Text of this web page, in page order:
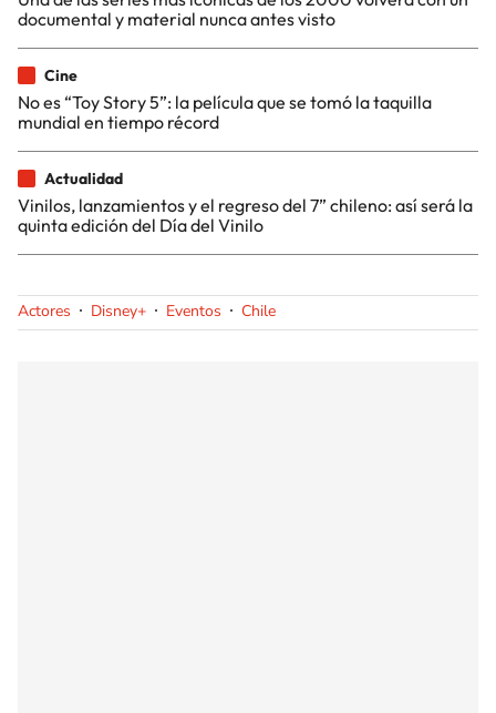
documental y material nunca antes visto
Cine
No es “Toy Story 5”: la película que se tomó la taquilla
mundial en tiempo récord
Actualidad
Vinilos, lanzamientos y el regreso del 7” chileno: así será la
quinta edición del Día del Vinilo
Actores Disney+ Eventos Chile